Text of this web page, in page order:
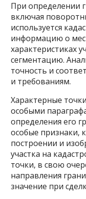
При определении
включая
используется
информацию о
характеристиках
сегментацию.
точность и
и требованиям.
Характерные
особыми
определения его
особые признаки,
построении и
участка на
точки, в свою
направления
значение при